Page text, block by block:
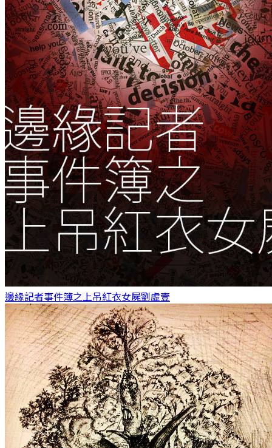
邊緣記者事件簿之上吊紅衣女屍劉虛壹